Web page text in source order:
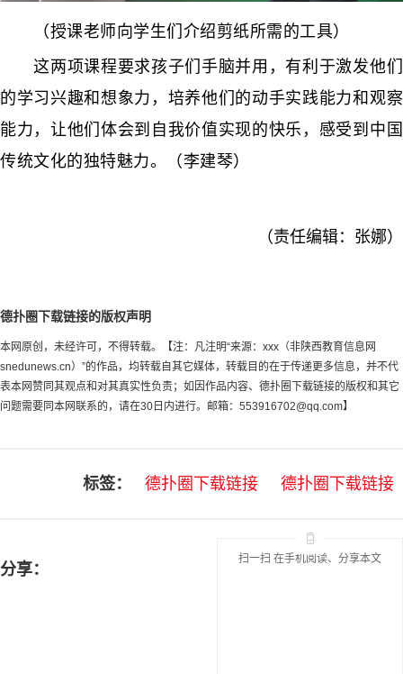
（授课老师向学生们介绍剪纸所需的工具）
这两项课程要求孩子们手脑并用，有利于激发他们
的学习兴趣和想象力，培养他们的动手实践能力和观察
能力，让他们体会到自我价值实现的快乐，感受到中国
传统文化的独特魅力。（李建琴）
（责任编辑：张娜）
德扑圈下载链接的版权声明
本网原创，未经许可，不得转载。【注：凡注明“来源：xxx（非陕西教育信息网
snedunews.cn）”的作品，均转载自其它媒体，转载目的在于传递更多信息，并不代
表本网赞同其观点和对其真实性负责；如因作品内容、德扑圈下载链接的版权和其它
问题需要同本网联系的，请在30日内进行。邮箱： 553916702@qq.com】
标签： 德扑圈下载链接 德扑圈下载链接
分享：
扫一扫 在手机阅读、分享本文